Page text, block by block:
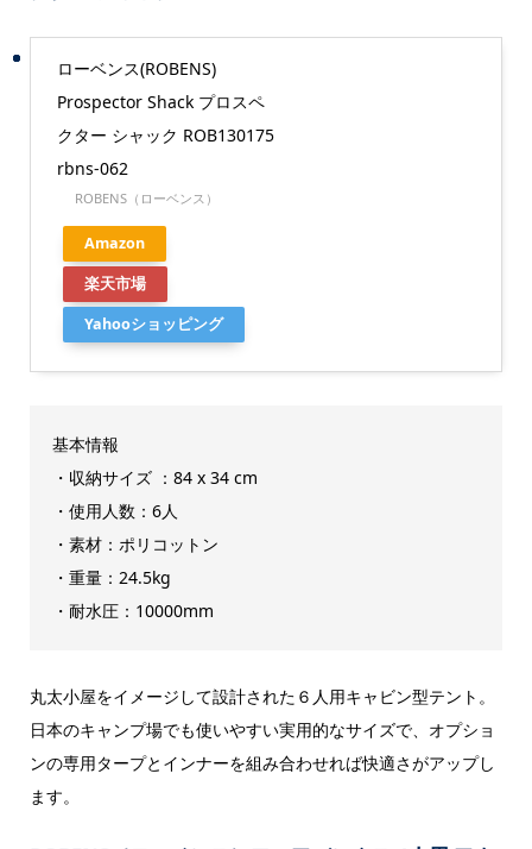
ローベンス(ROBENS)
Prospector Shack プロスペ
クター シャック ROB130175
rbns-062
ROBENS（ローベンス）
Amazon
楽天市場
Yahooショッピング
基本情報
・収納サイズ ：84 x 34 cm
・使用人数：6人
・素材：ポリコットン
・重量：24.5kg
・耐水圧：10000mm
丸太小屋をイメージして設計された６人用キャビン型テント。
日本のキャンプ場でも使いやすい実用的なサイズで、オプショ
ンの専用タープとインナーを組み合わせれば快適さがアップし
ます。